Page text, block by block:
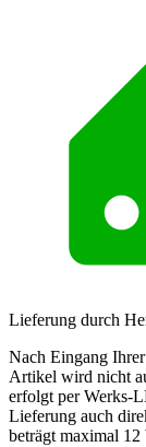
Lieferung durch
Nach Eingang
Artikel wird nicht
erfolgt per Werks-
Lieferung auch
beträgt maximal